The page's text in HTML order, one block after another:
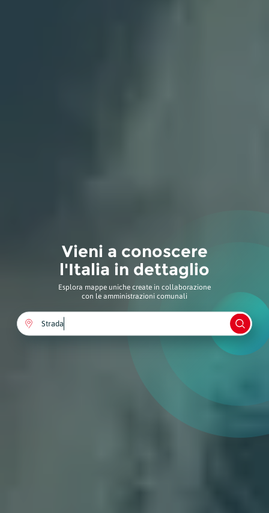
Vieni a conoscere
l'Italia in dettaglio
Esplora mappe uniche create in collaborazione
con le amministrazioni comunali
Comune
Monumento
Strada